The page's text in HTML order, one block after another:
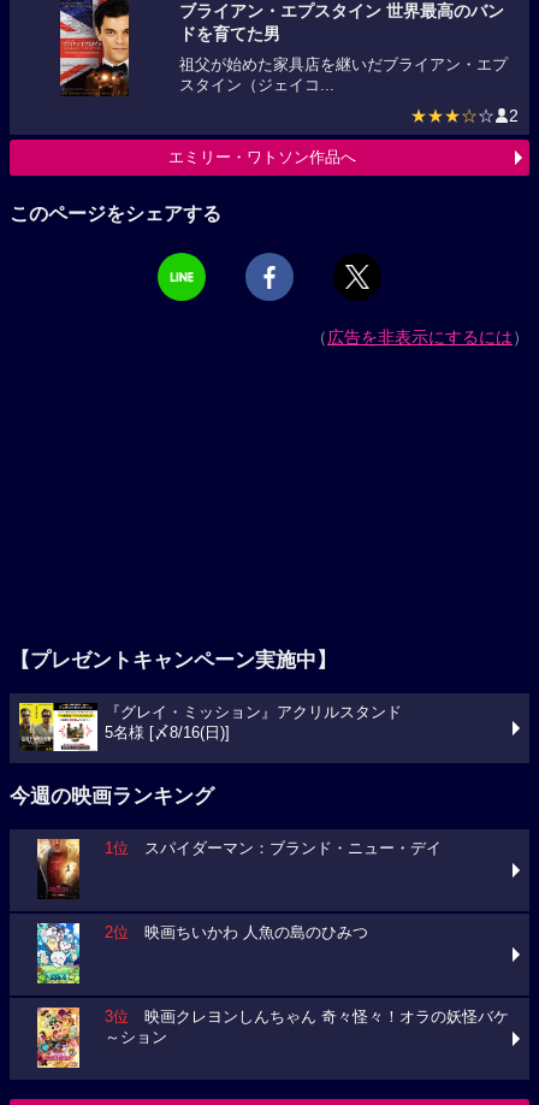
ブライアン・エプスタイン 世界最高のバン
ドを育てた男
祖父が始めた家具店を継いだブライアン・エプ
スタイン（ジェイコ...
★★★☆☆ 2
エミリー・ワトソン作品へ
このページをシェアする
（広告を非表示にするには）
【プレゼントキャンペーン実施中】
『グレイ・ミッション』アクリルスタンド
5名様 [〆8/16(日)]
今週の映画ランキング
1位 スパイダーマン：ブランド・ニュー・デイ
2位 映画ちいかわ 人魚の島のひみつ
3位 映画クレヨンしんちゃん 奇々怪々！オラの妖怪バケ
～ション